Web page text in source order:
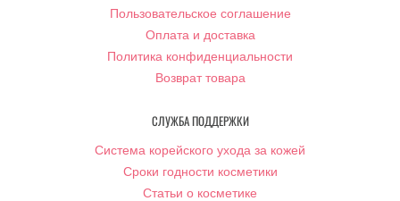
Пользовательское соглашение
Оплата и доставка
Политика конфиденциальности
Возврат товара
СЛУЖБА ПОДДЕРЖКИ
Система корейского ухода за кожей
Сроки годности косметики
Статьи о косметике